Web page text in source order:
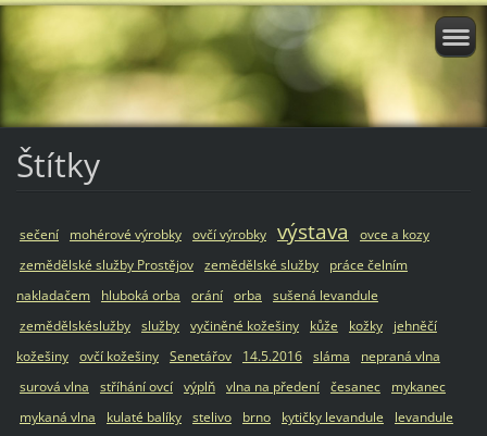
Štítky
sečení mohérové výrobky ovčí výrobky výstava
ovce a kozy
zemědělské služby Prostějov zemědělské služby
práce čelním
nakladačem
hluboká orba orání orba
sušená levandule
zemědělskéslužby služby vyčiněné kožešiny kůže kožky
jehněčí
kožešiny ovčí kožešiny Senetářov 14.5.2016 sláma
nepraná vlna
surová vlna
stříhání ovcí výplň vlna na předení česanec
mykanec
mykaná vlna
kulaté balíky stelivo brno kytičky levandule
levandule